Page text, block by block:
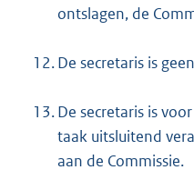
ontslagen, de
12.De secretaris is
13.De secretaris is
taak uitsluitend
aan de Commissie.